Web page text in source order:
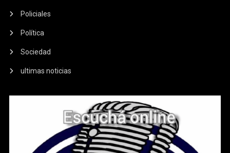
Policiales
Política
Sociedad
ultimas noticias